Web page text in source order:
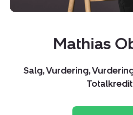
Mathias
Salg, Vurdering,
Totalkredit